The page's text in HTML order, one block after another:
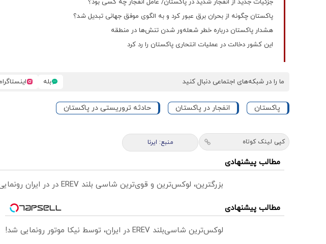
جزئیات جدید از انفجار شدید در پاکستان/ عامل انفجار چه کسی بود؟
پاکستان چگونه از بحران برق عبور کرد و به الگوی موفق جهانی تبدیل شد؟
هشدار پاکستان درباره خطر شعله‌ور شدن تنش‌ها در منطقه
این کشور دخالت در عملیات انتحاری پاکستان را رد کرد
ما را در شبکه‌های اجتماعی دنبال کنید بله
پاکستان انفجار در پاکستان حادثه تروریستی در پاکستان
کپی لینک کوتاه منبع: ایرنا
مطالب پیشنهادی
بزرگترین، لوکس‌ترین و قوی‌ترین شاسی بلند EREV در در ایران رونمایی شد
مطالب پیشنهادی
لوکس‌ترین شاسی‌بلند EREV در ایران، توسط نیکا موتور رونمایی شد!